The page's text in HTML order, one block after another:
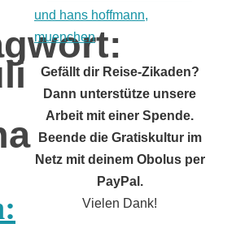
Gefällt dir Reise-Zikaden?
Dann unterstütze unsere
Arbeit mit einer Spende.
Beende die Gratiskultur im
Netz mit deinem Obolus per
PayPal.
Vielen Dank!